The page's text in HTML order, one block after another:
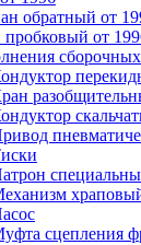
обратный от
от
сцепления